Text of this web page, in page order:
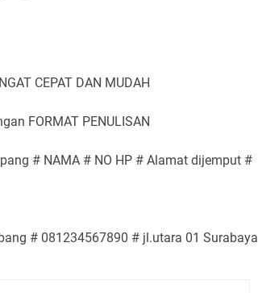
CEPAT DAN MUDAH
FORMAT PENULISAN
# NAMA # NO HP # Alamat dijemput #
# 081234567890 # jl.utara 01 Surabaya